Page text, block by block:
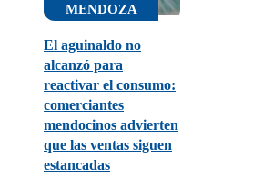
MENDOZA
El aguinaldo no
alcanzó para
reactivar el consumo:
comerciantes
mendocinos advierten
que las ventas siguen
estancadas